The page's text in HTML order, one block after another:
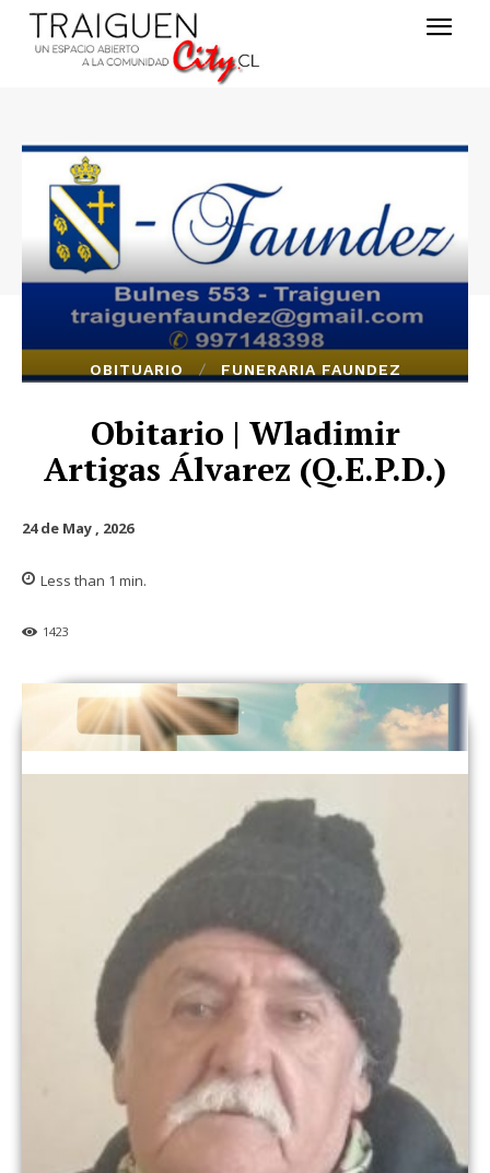
OBITUARIO FUNERARIA FAUNDEZ
Obitario | Wladimir
Artigas Álvarez (Q.E.P.D.)
24 de May , 2026
Less than 1 min.
1423